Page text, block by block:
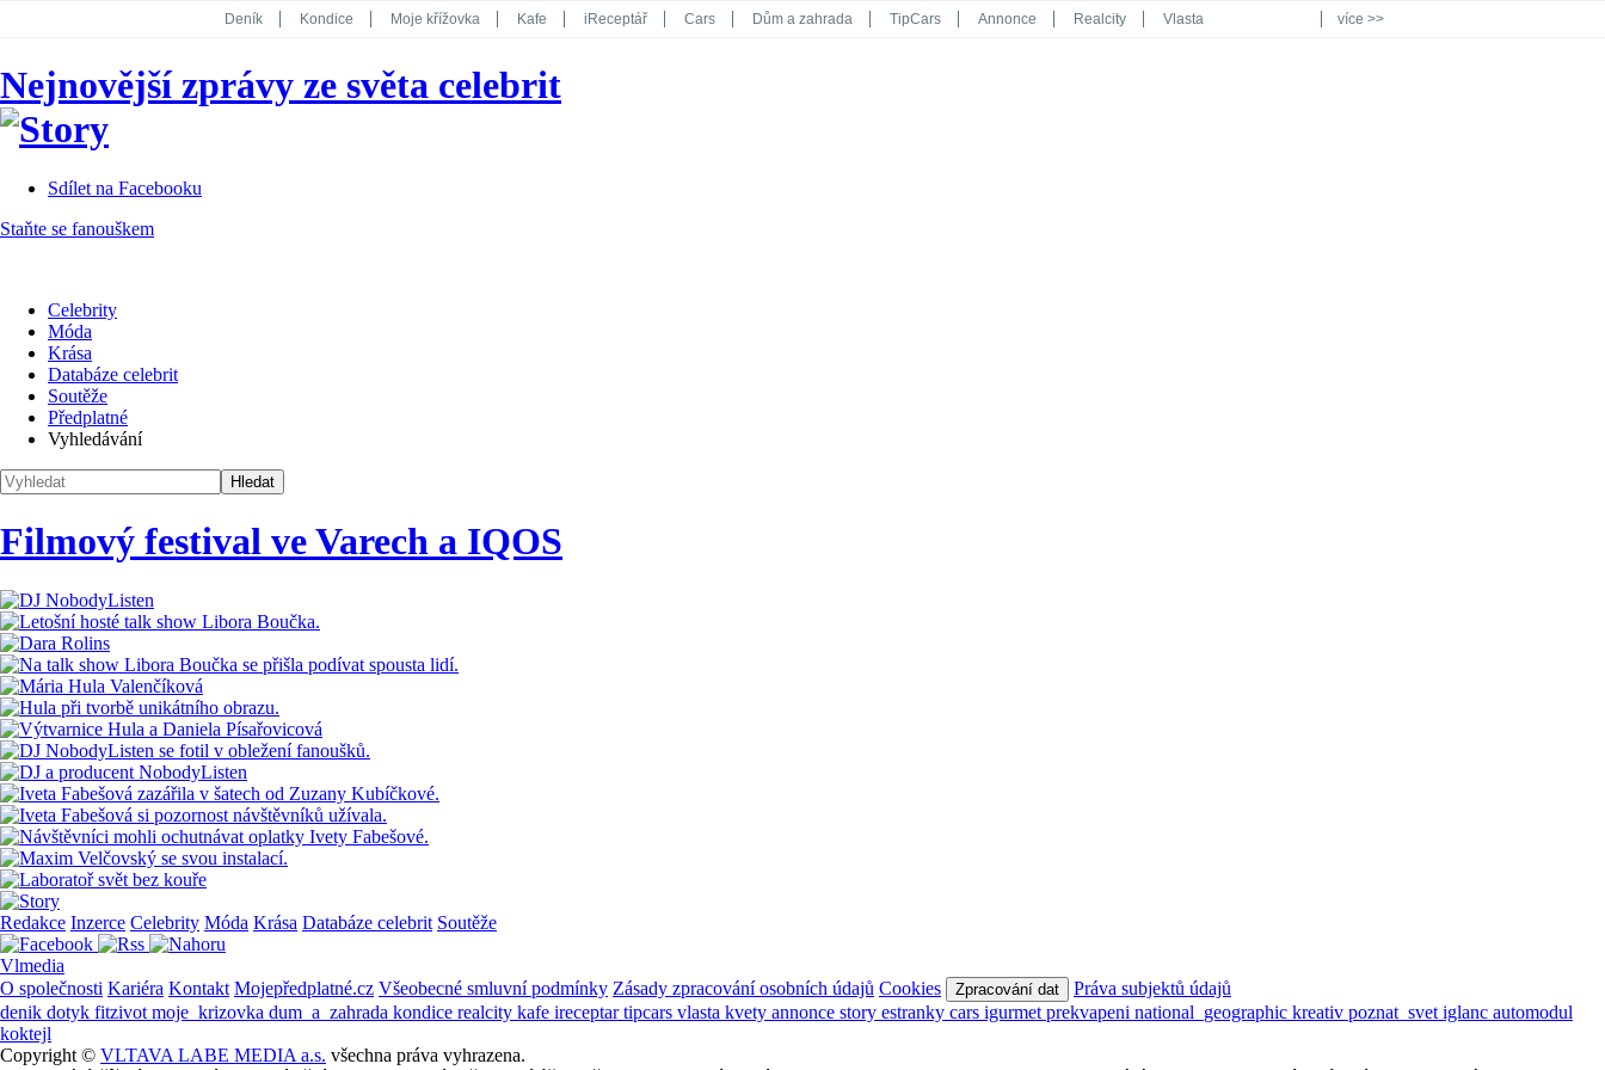
Deník Kondice Moje křížovka Kafe iReceptář Cars Dům a zahrada TipCars Annonce Realcity Vlasta
Koktejl
více >>
Nejnovější zprávy ze světa celebrit
Sdílet na Facebooku
Staňte se fanouškem
Celebrity
Móda
Krása
Databáze celebrit
Soutěže
Předplatné
Vyhledávání
Filmový festival ve Varech a IQOS
Redakce Inzerce Celebrity Móda Krása Databáze celebrit Soutěže
Vlmedia
O společnosti Kariéra Kontakt Mojepředplatné.cz Všeobecné smluvní podmínky Zásady zpracování osobních údajů Cookies Zpracování dat
Práva subjektů údajů
denik dotyk fitzivot moje_krizovka dum_a_zahrada kondice realcity kafe ireceptartipcars vlasta kvety annonce story estranky cars igurmet prekvapeni national_geographic kreativ poznat_svet iglanc automodul
koktejl
Copyright © VLTAVA LABE MEDIA a.s. všechna práva vyhrazena.